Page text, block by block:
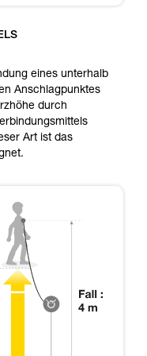
eines unterhalb
Anschlagpunktes
durch
Art ist das